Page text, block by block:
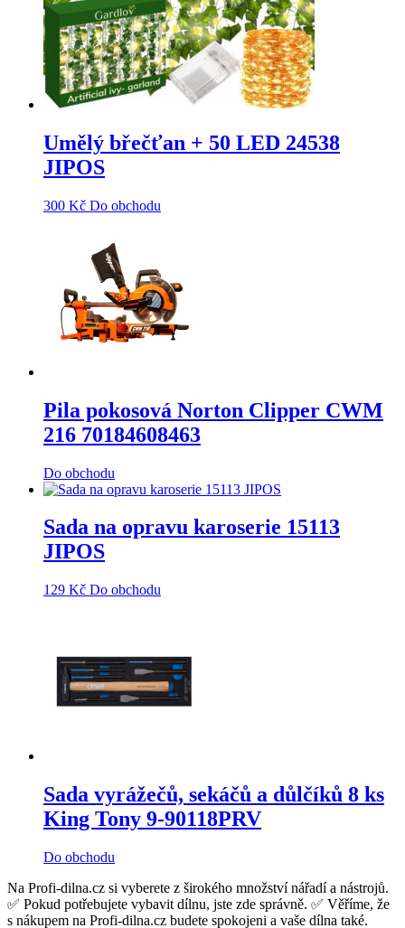
Umělý břečťan + 50 LED 24538
JIPOS
300 Kč Do obchodu
Pila pokosová Norton Clipper CWM
216 70184608463
Do obchodu
Sada na opravu karoserie 15113
JIPOS
129 Kč Do obchodu
Sada vyrážečů, sekáčů a důlčíků 8 ks
King Tony 9-90118PRV
Do obchodu
Na Profi-dilna.cz si vyberete z širokého množství nářadí a nástrojů.
✅ Pokud potřebujete vybavit dílnu, jste zde správně. ✅ Věříme, že
s nákupem na Profi-dilna.cz budete spokojeni a vaše dílna také.